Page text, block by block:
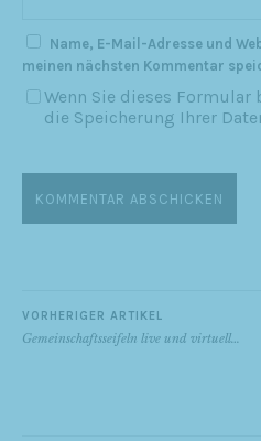
Name, E-Mail-Adresse und
meinen nächsten Kommentar
Wenn Sie dieses Formular
die Speicherung Ihrer
VORHERIGER ARTIKEL
Gemeinschaftsseifeln live und virtuell…